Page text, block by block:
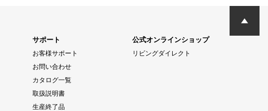
サポート
お客様サポート
お問い合わせ
カタログ一覧
取扱説明書
生産終了品
公式オンラインショップ
リビングダイレクト